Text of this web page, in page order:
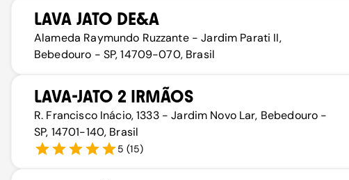
LAVA JATO DE&A
Alameda Raymundo Ruzzante - Jardim Parati II,
Bebedouro - SP, 14709-070, Brasil
LAVA-JATO 2 IRMÃOS
R. Francisco Inácio, 1333 - Jardim Novo Lar, Bebedouro -
SP, 14701-140, Brasil
5 (15)